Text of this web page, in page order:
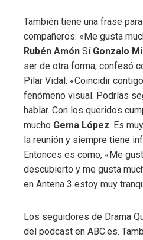
También tiene una frase
compañeros: «Me gusta
Rubén Amón Sí Gonzalo
ser de otra forma, confesó
Pilar Vidal: «Coincidir
fenómeno visual. Podrías
hablar. Con los queridos
mucho Gema López. Es
la reunión y siempre tiene
Entonces es como, «Me
descubierto y me gusta
en Antena 3 estoy muy
Los seguidores de Drama
del podcast en ABC.es.